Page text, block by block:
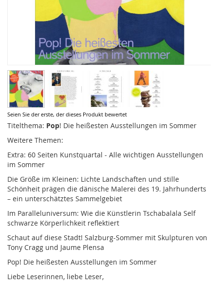
Seien Sie der erste, der dieses Produkt bewertet
Titelthema: Pop! Die heißesten Ausstellungen im Sommer
Weitere Themen:
Extra: 60 Seiten Kunstquartal - Alle wichtigen Ausstellungen
im Sommer
Die Größe im Kleinen: Lichte Landschaften und stille
Schönheit prägen die dänische Malerei des 19. Jahrhunderts
– ein unterschätztes Sammelgebiet
Im Paralleluniversum: Wie die Künstlerin Tschabalala Self
schwarze Körperlichkeit reflektiert
Schaut auf diese Stadt! Salzburg-Sommer mit Skulpturen von
Tony Cragg und Jaume Plensa
Pop! Die heißesten Ausstellungen im Sommer
Liebe Leserinnen, liebe Leser,
Zum
Anfang
Bildergalerie
springen